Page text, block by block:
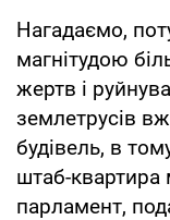
Нагадаємо,
магнітудою
жертв і
землетрусів
будівель, в
штаб-квартира
парламент,